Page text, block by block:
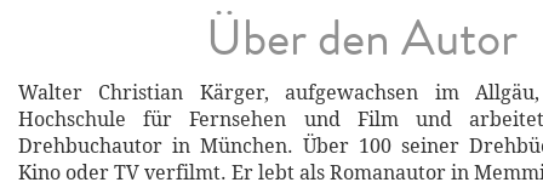
Über den Autor
Walter Christian Kärger, aufgewachsen im
Hochschule für Fernsehen und Film und
Drehbuchautor in München. Über 100 seiner
Kino oder TV verfilmt. Er lebt als Romanautor in